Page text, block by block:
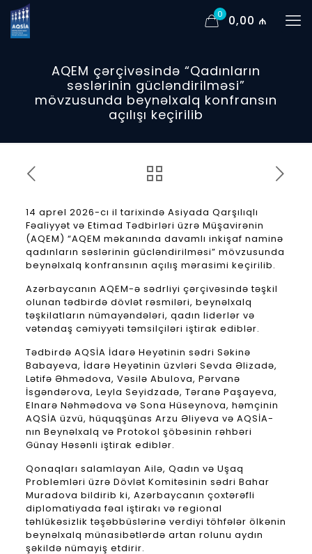
0 0,00 ₼
AQEM çərçivəsində “Qadınların
səslərinin gücləndirilməsi”
mövzusunda beynəlxalq konfransın
açılışı keçirilib
14 aprel 2026-cı il tarixində Asiyada Qarşılıqlı
Fəaliyyət və Etimad Tədbirləri üzrə Müşavirənin
(AQEM) “AQEM məkanında davamlı inkişaf naminə
qadınların səslərinin gücləndirilməsi” mövzusunda
beynəlxalq konfransının açılış mərasimi keçirilib.
Azərbaycanın AQEM-ə sədrliyi çərçivəsində təşkil
olunan tədbirdə dövlət rəsmiləri, beynəlxalq
təşkilatların nümayəndələri, qadın liderlər və
vətəndaş cəmiyyəti təmsilçiləri iştirak ediblər.
Tədbirdə AQSİA İdarə Heyətinin sədri Səkinə
Babayeva, İdarə Heyətinin üzvləri Sevda Əlizadə,
Lətifə Əhmədova, Vəsilə Abulova, Pərvanə
İsgəndərova, Leyla Seyidzadə, Təranə Paşayeva,
Elnarə Nəhmədova və Sona Hüseynova, həmçinin
AQSİA üzvü, hüquqşünas Arzu Əliyeva və AQSİA-
nın Beynəlxalq və Protokol şöbəsinin rəhbəri
Günay Həsənli iştirak ediblər.
Qonaqları salamlayan Ailə, Qadın və Uşaq
Problemləri üzrə Dövlət Komitəsinin sədri Bahar
Muradova bildirib ki, Azərbaycanın çoxtərəfli
diplomatiyada fəal iştirakı və regional
təhlükəsizlik təşəbbüslərinə verdiyi töhfələr ölkənin
beynəlxalq münasibətlərdə artan rolunu aydın
şəkildə nümayiş etdirir.